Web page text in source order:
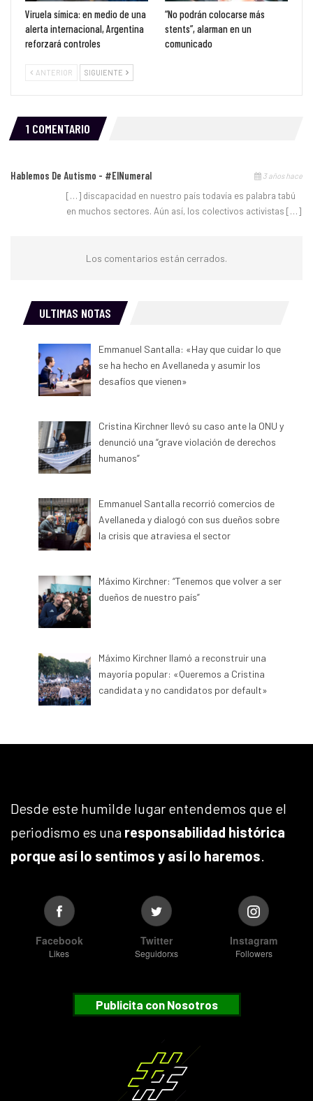
Viruela símica: en medio de una
alerta internacional, Argentina
reforzará controles
“No podrán colocarse más
stents”, alarman en un
comunicado
ANTERIOR SIGUIENTE
1 COMENTARIO
Hablemos De Autismo - #ElNumeral 3 años hace
[…] discapacidad en nuestro país todavía es palabra tabú
en muchos sectores. Aún así, los colectivos activistas […]
Los comentarios están cerrados.
ULTIMAS NOTAS
Emmanuel Santalla: «Hay que cuidar lo que
se ha hecho en Avellaneda y asumir los
desafíos que vienen»
Cristina Kirchner llevó su caso ante la ONU y
denunció una “grave violación de derechos
humanos”
Emmanuel Santalla recorrió comercios de
Avellaneda y dialogó con sus dueños sobre
la crisis que atraviesa el sector
Máximo Kirchner: “Tenemos que volver a ser
dueños de nuestro país”
Máximo Kirchner llamó a reconstruir una
mayoría popular: «Queremos a Cristina
candidata y no candidatos por default»
Desde este humilde lugar entendemos que el
periodismo es una responsabilidad histórica
porque así lo sentimos y así lo haremos.
Facebook
Likes
Twitter
Seguidorxs
Instagram
Followers
Publicita con Nosotros